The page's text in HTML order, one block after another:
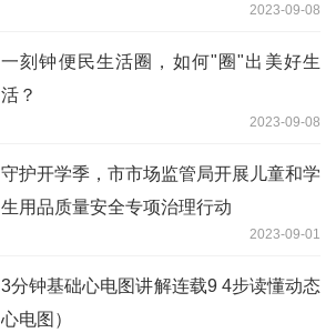
2023-09-08
一刻钟便民生活圈，如何"圈"出美好生
活？
2023-09-08
守护开学季，市市场监管局开展儿童和学
生用品质量安全专项治理行动
2023-09-01
3分钟基础心电图讲解连载9 4步读懂动态
心电图）